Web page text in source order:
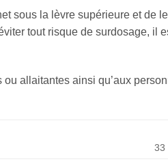
sous la lèvre supérieure et de
tout risque de surdosage, il
allaitantes ainsi qu’aux
33